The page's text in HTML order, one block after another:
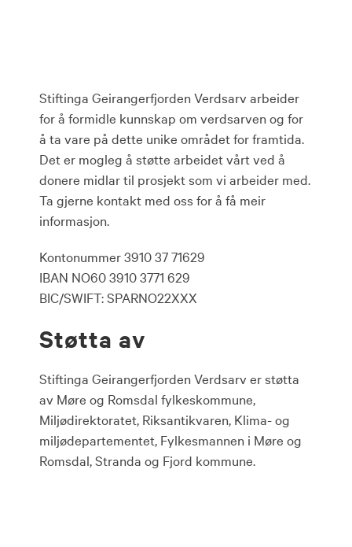
Stiftinga Geirangerfjorden Verdsarv arbeider
for å formidle kunnskap om verdsarven og for
å ta vare på dette unike området for framtida.
Det er mogleg å støtte arbeidet vårt ved å
donere midlar til prosjekt som vi arbeider med.
Ta gjerne kontakt med oss for å få meir
informasjon.
Kontonummer 3910 37 71629
IBAN NO60 3910 3771 629
BIC/SWIFT: SPARNO22XXX
Støtta av
Stiftinga Geirangerfjorden Verdsarv er støtta
av Møre og Romsdal fylkeskommune,
Miljødirektoratet, Riksantikvaren, Klima- og
miljødepartementet, Fylkesmannen i Møre og
Romsdal, Stranda og Fjord kommune.